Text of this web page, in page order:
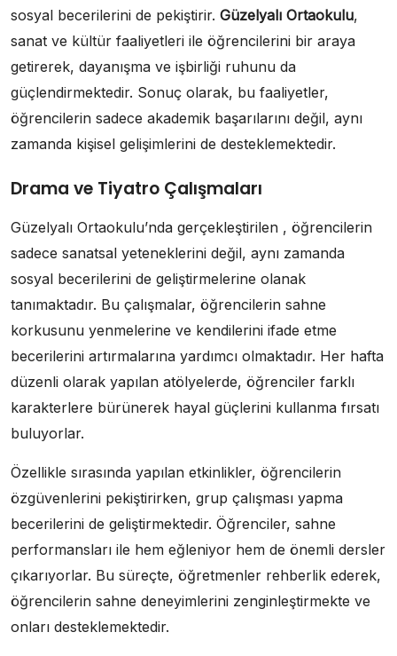
sosyal becerilerini de pekiştirir. Güzelyalı Ortaokulu,
sanat ve kültür faaliyetleri ile öğrencilerini bir araya
getirerek, dayanışma ve işbirliği ruhunu da
güçlendirmektedir. Sonuç olarak, bu faaliyetler,
öğrencilerin sadece akademik başarılarını değil, aynı
zamanda kişisel gelişimlerini de desteklemektedir.
Drama ve Tiyatro Çalışmaları
Güzelyalı Ortaokulu’nda gerçekleştirilen , öğrencilerin
sadece sanatsal yeteneklerini değil, aynı zamanda
sosyal becerilerini de geliştirmelerine olanak
tanımaktadır. Bu çalışmalar, öğrencilerin sahne
korkusunu yenmelerine ve kendilerini ifade etme
becerilerini artırmalarına yardımcı olmaktadır. Her hafta
düzenli olarak yapılan atölyelerde, öğrenciler farklı
karakterlere bürünerek hayal güçlerini kullanma fırsatı
buluyorlar.
Özellikle sırasında yapılan etkinlikler, öğrencilerin
özgüvenlerini pekiştirirken, grup çalışması yapma
becerilerini de geliştirmektedir. Öğrenciler, sahne
performansları ile hem eğleniyor hem de önemli dersler
çıkarıyorlar. Bu süreçte, öğretmenler rehberlik ederek,
öğrencilerin sahne deneyimlerini zenginleştirmekte ve
onları desteklemektedir.